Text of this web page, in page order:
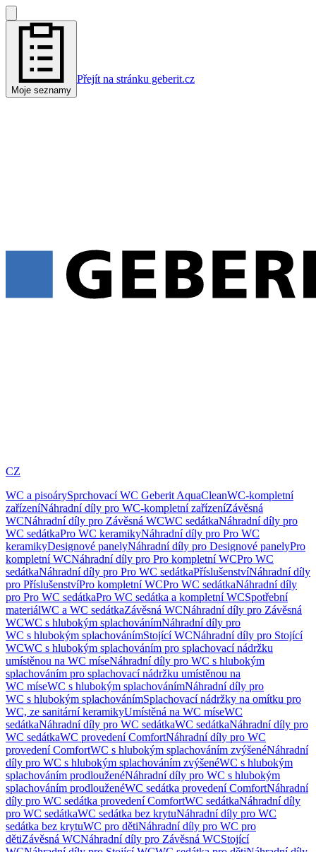
Moje seznamy
Přejít na stránku geberit.cz
CZ
WC a pisoárySprchovací WC Geberit AquaCleanWC-kompletní
zařízeníNáhradní díly pro WC-kompletní zařízeníZávěsná
WCNáhradní díly pro Závěsná WCWC sedátkaNáhradní díly pro
WC sedátkaPro WC keramikyNáhradní díly pro Pro WC
keramikyDesignové panelyNáhradní díly pro Designové panelyPro
kompletní WCNáhradní díly pro Pro kompletní WCPro WC
sedátkaNáhradní díly pro Pro WC sedátkaPříslušenstvíNáhradní díly
pro PříslušenstvíPro kompletní WCPro WC sedátkaNáhradní díly
pro Pro WC sedátkaPro WC sedátka a kompletní WCSpotřební
materiálWC a WC sedátkaZávěsná WCNáhradní díly pro Závěsná
WCWC s hlubokým splachovánímNáhradní díly pro
WC s hlubokým splachovánímStojící WCNáhradní díly pro Stojící
WCWC s hlubokým splachováním pro splachovací nádržku
umístěnou na WC míseNáhradní díly pro WC s hlubokým
splachováním pro splachovací nádržku umístěnou na
WC míseWC s hlubokým splachovánímNáhradní díly pro
WC s hlubokým splachovánímSplachovací nádržky na omítku pro
WC, ze sanitární keramikyUmístěná na WC míseWC
sedátkaNáhradní díly pro WC sedátkaWC sedátkaNáhradní díly pro
WC sedátkaWC provedení ComfortNáhradní díly pro WC
provedení ComfortWC s hlubokým splachováním zvýšenéNáhradní
díly pro WC s hlubokým splachováním zvýšenéWC s hlubokým
splachováním prodlouženéNáhradní díly pro WC s hlubokým
splachováním prodlouženéWC sedátka provedení ComfortNáhradní
díly pro WC sedátka provedení ComfortWC sedátkaNáhradní díly
pro WC sedátkaWC sedátka bez krytuNáhradní díly pro WC
sedátka bez krytuWC pro dětiNáhradní díly pro WC pro
dětiZávěsná WCNáhradní díly pro Závěsná WCStojící